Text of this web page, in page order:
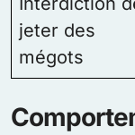
jeter des
mégots